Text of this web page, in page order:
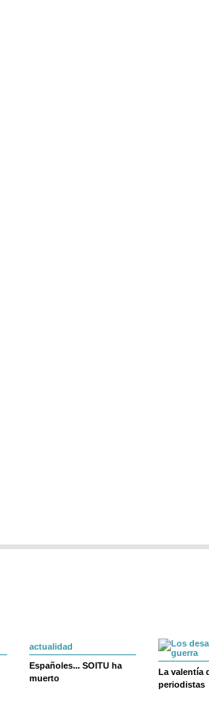
actualidad
Españoles... SOITU ha
muerto
La valentía
periodistas